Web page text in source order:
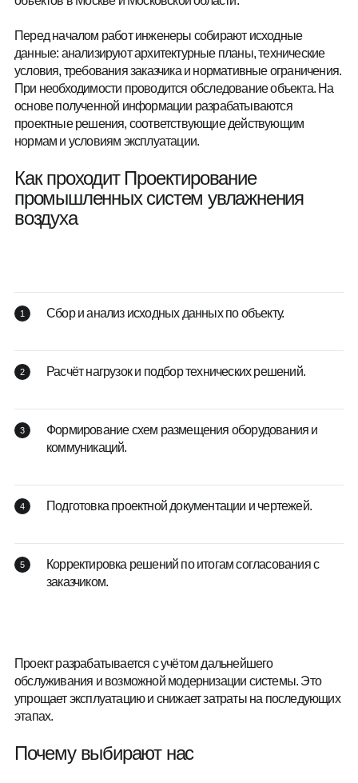
Перед началом работ инженеры собирают исходные
данные: анализируют архитектурные планы, технические
условия, требования заказчика и нормативные ограничения.
При необходимости проводится обследование объекта. На
основе полученной информации разрабатываются
проектные решения, соответствующие действующим
нормам и условиям эксплуатации.
Как проходит Проектирование
промышленных систем увлажнения
воздуха
Сбор и анализ исходных данных по объекту.
Расчёт нагрузок и подбор технических решений.
Формирование схем размещения оборудования и
коммуникаций.
Подготовка проектной документации и чертежей.
Корректировка решений по итогам согласования с
заказчиком.
Проект разрабатывается с учётом дальнейшего
обслуживания и возможной модернизации системы. Это
упрощает эксплуатацию и снижает затраты на последующих
этапах.
Почему выбирают нас